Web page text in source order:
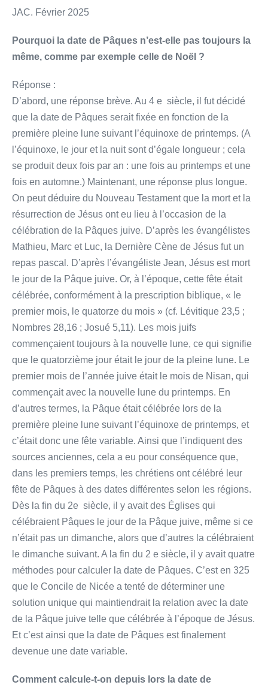
JAC. Février 2025
Pourquoi la date de Pâques n’est-elle pas toujours la
même, comme par exemple celle de Noël ?
Réponse :
D’abord, une réponse brève. Au 4 e siècle, il fut décidé
que la date de Pâques serait fixée en fonction de la
première pleine lune suivant l’équinoxe de printemps. (A
l’équinoxe, le jour et la nuit sont d’égale longueur ; cela
se produit deux fois par an : une fois au printemps et une
fois en automne.) Maintenant, une réponse plus longue.
On peut déduire du Nouveau Testament que la mort et la
résurrection de Jésus ont eu lieu à l’occasion de la
célébration de la Pâques juive. D’après les évangélistes
Mathieu, Marc et Luc, la Dernière Cène de Jésus fut un
repas pascal. D’après l’évangéliste Jean, Jésus est mort
le jour de la Pâque juive. Or, à l’époque, cette fête était
célébrée, conformément à la prescription biblique, « le
premier mois, le quatorze du mois » (cf. Lévitique 23,5 ;
Nombres 28,16 ; Josué 5,11). Les mois juifs
commençaient toujours à la nouvelle lune, ce qui signifie
que le quatorzième jour était le jour de la pleine lune. Le
premier mois de l’année juive était le mois de Nisan, qui
commençait avec la nouvelle lune du printemps. En
d’autres termes, la Pâque était célébrée lors de la
première pleine lune suivant l’équinoxe de printemps, et
c’était donc une fête variable. Ainsi que l’indiquent des
sources anciennes, cela a eu pour conséquence que,
dans les premiers temps, les chrétiens ont célébré leur
fête de Pâques à des dates différentes selon les régions.
Dès la fin du 2e siècle, il y avait des Églises qui
célébraient Pâques le jour de la Pâque juive, même si ce
n’était pas un dimanche, alors que d’autres la célébraient
le dimanche suivant. A la fin du 2 e siècle, il y avait quatre
méthodes pour calculer la date de Pâques. C’est en 325
que le Concile de Nicée a tenté de déterminer une
solution unique qui maintiendrait la relation avec la date
de la Pâque juive telle que célébrée à l’époque de Jésus.
Et c’est ainsi que la date de Pâques est finalement
devenue une date variable.
Comment calcule-t-on depuis lors la date de